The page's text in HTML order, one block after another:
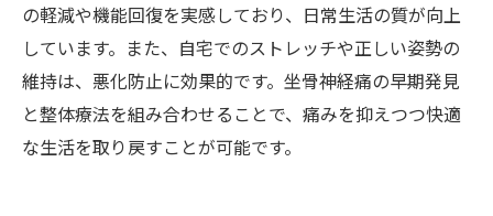
の軽減や機能回復を実感しており、日常生活の質が向上
しています。また、自宅でのストレッチや正しい姿勢の
維持は、悪化防止に効果的です。坐骨神経痛の早期発見
と整体療法を組み合わせることで、痛みを抑えつつ快適
な生活を取り戻すことが可能です。